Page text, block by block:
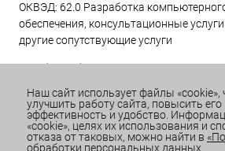
ОКВЭД: 62.0 Разработка
обеспечения, консультационные
другие сопутствующие услуги
Email:office@sitdv.ru
График работы Пн-Пт: с 9:00 до 18:00
Наш сайт использует файлы «cookie»,
улучшить работу сайта, повысить его
эффективность и удобство.
«cookie», целях их использования и
отказа от таковых, можно найти в
обработки персональных данных